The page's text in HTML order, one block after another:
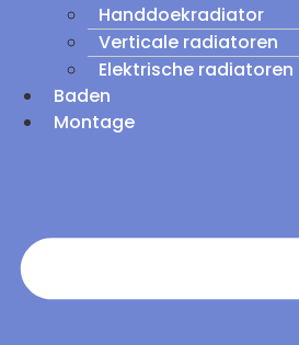
Handdoekradiator
Verticale radiatoren
Elektrische radiatoren
Baden
Montage